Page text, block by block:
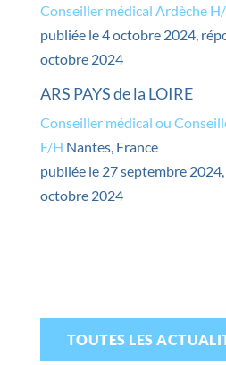
Conseiller médical Ardèche
publiée le 4 octobre 2024,
octobre 2024
ARS PAYS de la LOIRE
Conseiller médical ou
F/H Nantes, France
publiée le 27 septembre
octobre 2024
TOUTES LES